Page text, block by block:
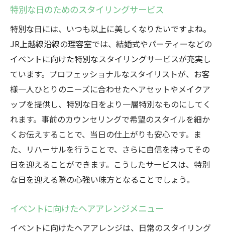
特別な日のためのスタイリングサービス
特別な日には、いつも以上に美しくなりたいですよね。
JR上越線沿線の理容室では、結婚式やパーティーなどの
イベントに向けた特別なスタイリングサービスが充実し
ています。プロフェッショナルなスタイリストが、お客
様一人ひとりのニーズに合わせたヘアセットやメイクア
ップを提供し、特別な日をより一層特別なものにしてく
れます。事前のカウンセリングで希望のスタイルを細か
くお伝えすることで、当日の仕上がりも安心です。ま
た、リハーサルを行うことで、さらに自信を持ってその
日を迎えることができます。こうしたサービスは、特別
な日を迎える際の心強い味方となることでしょう。
イベントに向けたヘアアレンジメニュー
イベントに向けたヘアアレンジは、日常のスタイリング